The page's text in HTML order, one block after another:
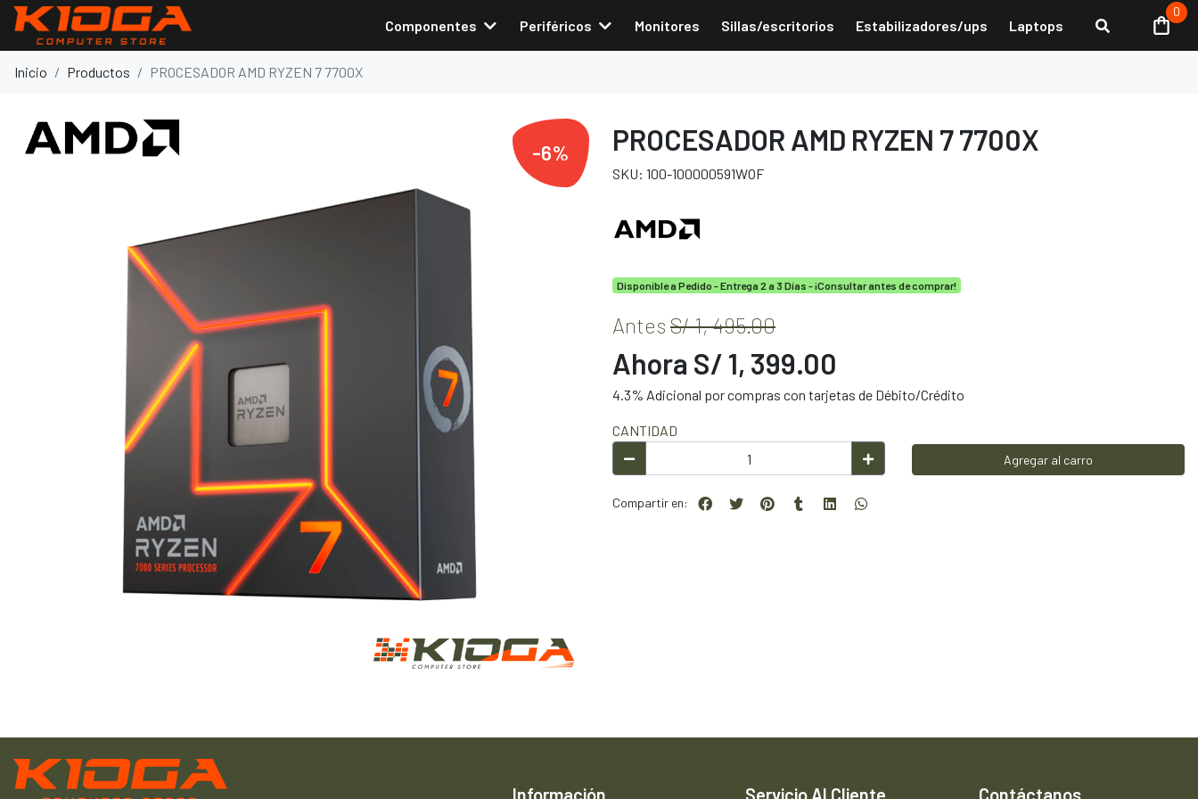
Componentes Periféricos Monitores Sillas/escritorios Estabilizadores/ups Laptops
0
Inicio Productos PROCESADOR AMD RYZEN 7 7700X
-6% PROCESADOR AMD RYZEN 7 7700X
SKU: 100-100000591WOF
Disponible a Pedido - Entrega 2 a 3 Días - ¡Consultar antes de comprar!
Antes S/ 1, 495.00
Ahora S/ 1, 399.00
4.3% Adicional por compras con tarjetas de Débito/Crédito
CANTIDAD
Agregar al carro
Compartir en: